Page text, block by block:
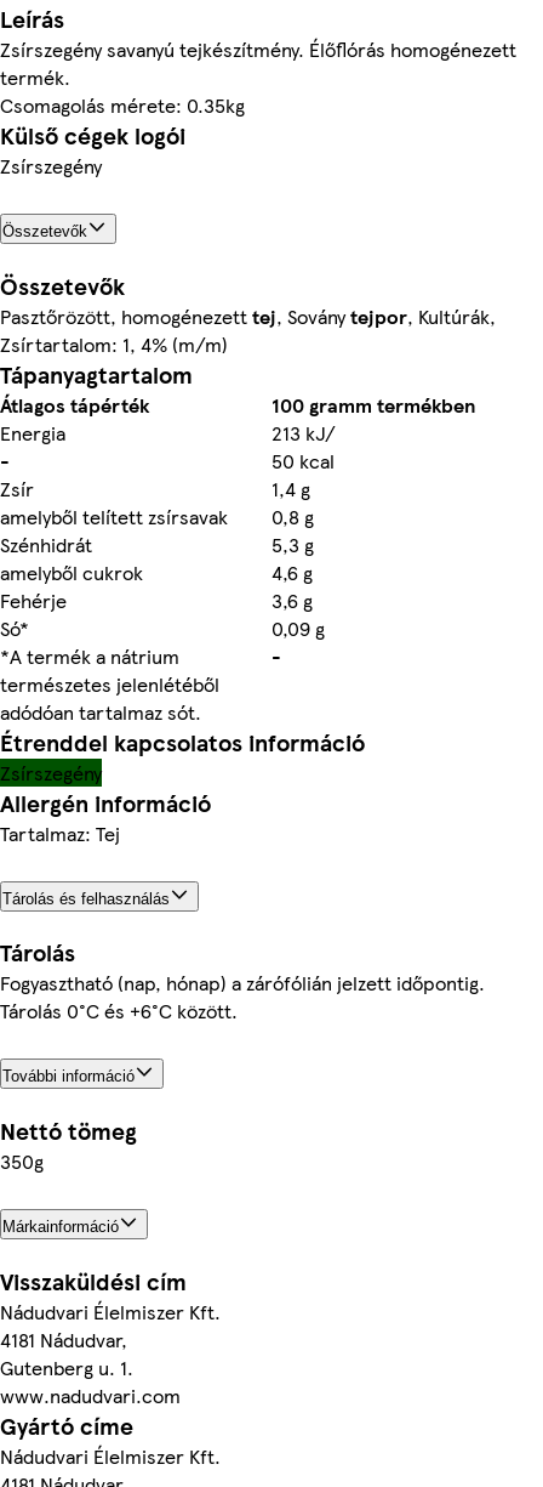
Leírás
Zsírszegény savanyú tejkészítmény. Élőflórás homogénezett
termék.
Csomagolás mérete: 0.35kg
Külső cégek logói
Zsírszegény
Összetevők
Összetevők
Pasztőrözött, homogénezetttej, Soványtejpor, Kultúrák,
Zsírtartalom: 1, 4% (m/m)
Tápanyagtartalom
Átlagos tápérték
100 gramm termékben
Energia
213 kJ/
-
50 kcal
Zsír
1,4 g
amelyből telített zsírsavak
0,8 g
Szénhidrát
5,3 g
amelyből cukrok
4,6 g
Fehérje
3,6 g
Só*
0,09 g
*A termék a nátrium
természetes jelenlétéből
adódóan tartalmaz sót.
-
Étrenddel kapcsolatos információ
Zsírszegény
Allergén információ
Tartalmaz: Tej
Tárolás és felhasználás
Tárolás
Fogyasztható (nap, hónap) a zárófólián jelzett időpontig.
Tárolás 0°C és +6°C között.
További információ
Nettó tömeg
350g
Márkainformáció
Visszaküldési cím
Nádudvari Élelmiszer Kft.
4181 Nádudvar,
Gutenberg u. 1.
www.nadudvari.com
Gyártó címe
Nádudvari Élelmiszer Kft.